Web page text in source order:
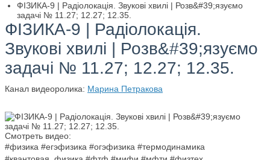
ФІЗИКА-9 | Радіолокація. Звукові хвилі | Розв&#39;язуємо
задачі № 11.27; 12.27; 12.35.
ФІЗИКА-9 | Радіолокація.
Звукові хвилі | Розв&#39;язуємо
задачі № 11.27; 12.27; 12.35.
Канал видеоролика: Марина Петракова
Смотреть видео:
#физика #егэфизика #огэфизика #термодинамика